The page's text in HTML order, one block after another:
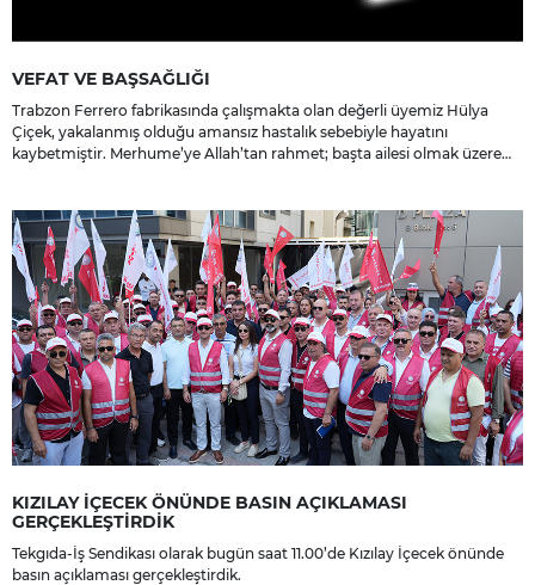
VEFAT VE BAŞSAĞLIĞI
Trabzon Ferrero fabrikasında çalışmakta olan değerli üyemiz Hülya
Çiçek, yakalanmış olduğu amansız hastalık sebebiyle hayatını
kaybetmiştir. Merhume’ye Allah’tan rahmet; başta ailesi olmak üzere
KIZILAY İÇECEK ÖNÜNDE BASIN AÇIKLAMASI
GERÇEKLEŞTİRDİK
Tekgıda-İş Sendikası olarak bugün saat 11.00’de Kızılay İçecek önünde
basın açıklaması gerçekleştirdik.